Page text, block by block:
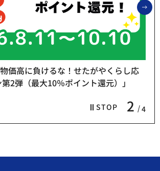
表示
STOP 2 4
価高に負けるな！せたがやくらし応
2弾（最大10％ポイント還元）」